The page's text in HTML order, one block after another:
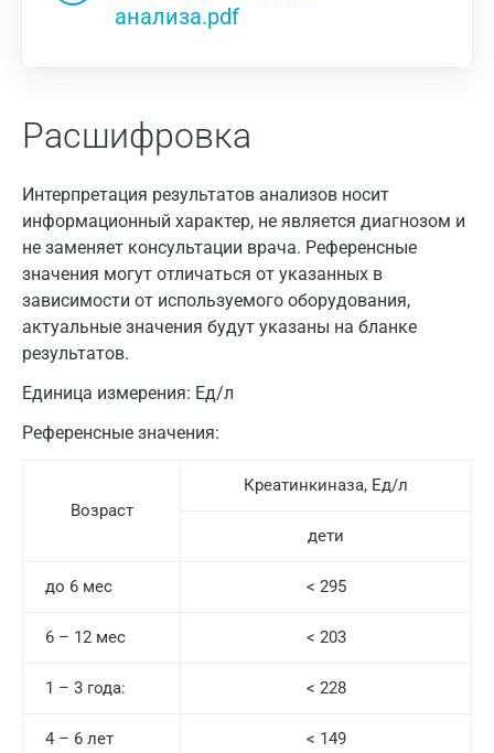
анализа.pdf
Расшифровка
Интерпретация результатов анализов носит
информационный характер, не является диагнозом и
не заменяет консультации врача. Референсные
значения могут отличаться от указанных в
зависимости от используемого оборудования,
актуальные значения будут указаны на бланке
результатов.
Единица измерения: Ед/л
Референсные значения:
Возраст
Креатинкиназа, Ед/л
дети
до 6 мес < 295
6 – 12 мес < 203
1 – 3 года: < 228
4 – 6 лет < 149